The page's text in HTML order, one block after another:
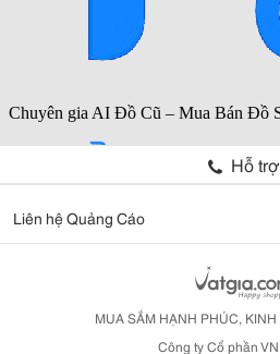
Hỗ trợ
Liên hệ Quảng Cáo
MUA SẮM HẠNH PHÚC,
Công ty Cổ phần